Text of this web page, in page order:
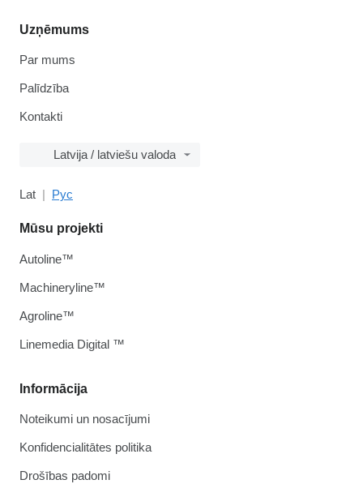
Uzņēmums
Par mums
Palīdzība
Kontakti
Latvija / latviešu valoda
Lat Рус
Informācija
Noteikumi un nosacījumi
Konfidencialitātes politika
Drošības padomi
Mūsu projekti
Autoline™
Machineryline™
Agroline™
Linemedia Digital ™